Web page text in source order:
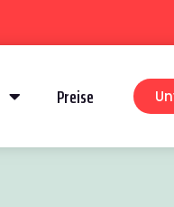
Preise